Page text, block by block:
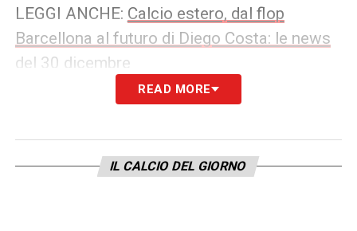
LEGGI ANCHE: Calcio estero, dal flop
Barcellona al futuro di Diego Costa: le news
del 30 dicembre
Premier League, ancora uno stop per
il Liverpool
READ MORE
IL CALCIO DEL GIORNO